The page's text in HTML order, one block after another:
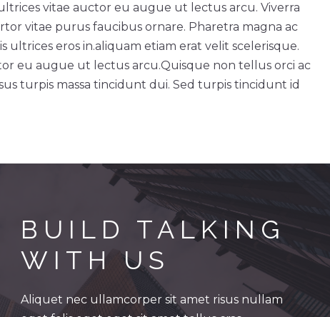
vitae auctor eu augue ut lectus arcu. Viverra
vitae purus faucibus ornare. Pharetra magna ac
ultrices eros in.aliquam etiam erat velit scelerisque.
eu augue ut lectus arcu.Quisque non tellus orci ac
turpis massa tincidunt dui. Sed turpis tincidunt id
BUILD TALKING
WITH US
Aliquet nec ullamcorper sit amet risus nullam